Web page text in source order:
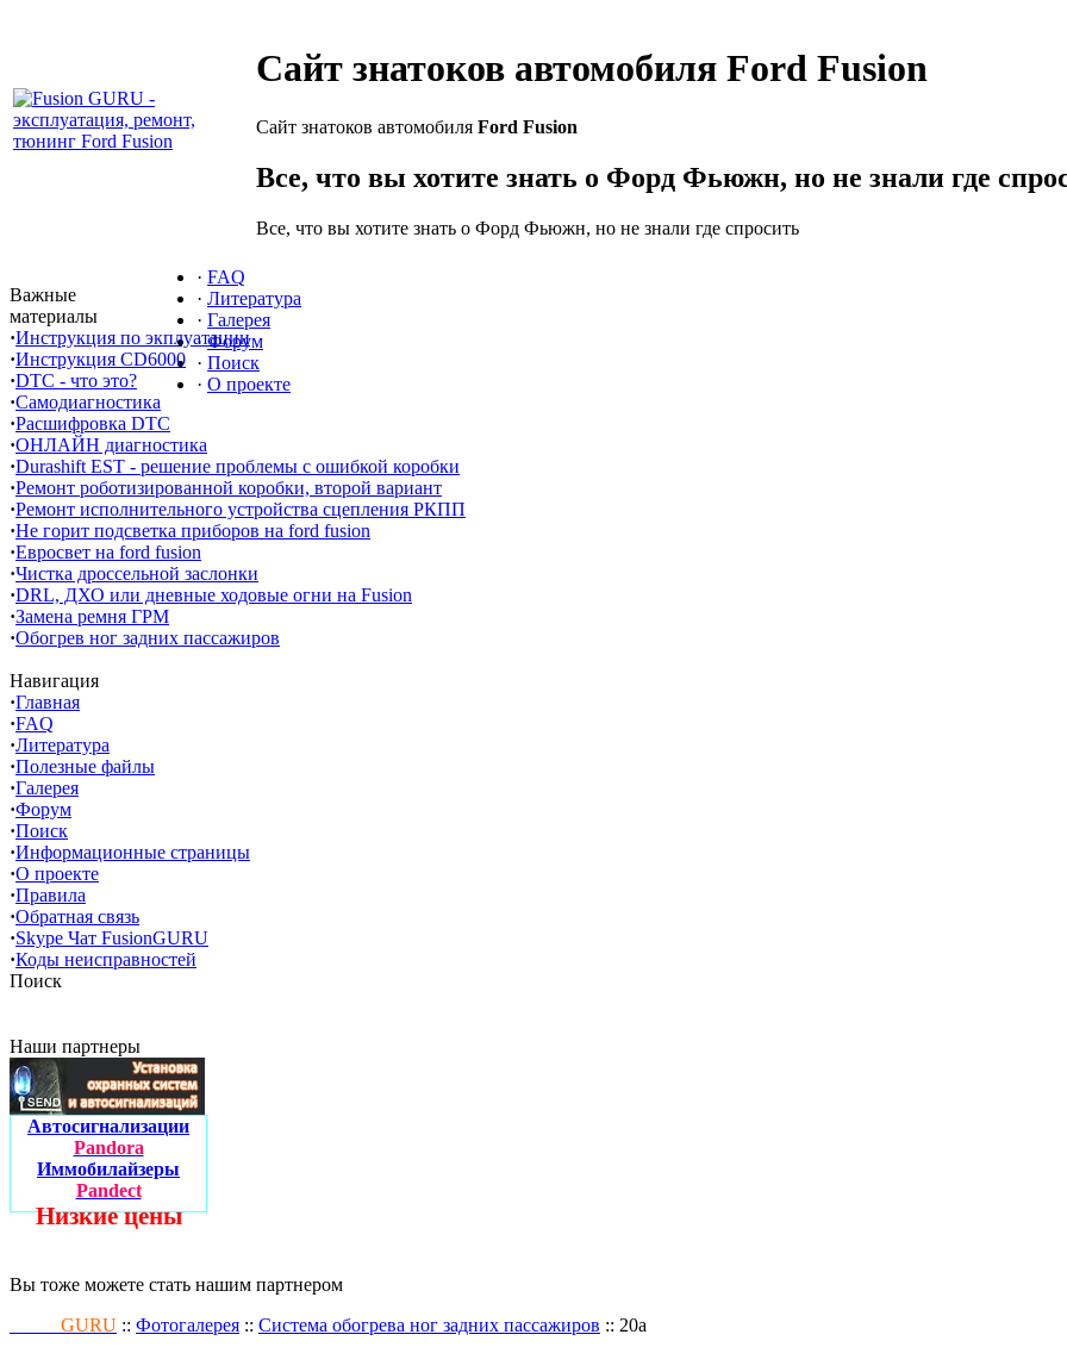
Сайт знатоков автомобиля Ford Fusion
Сайт знатоков автомобиля Ford Fusion
Все, что вы хотите знать о Форд Фьюжн, но не знали где
Все, что вы хотите знать о Форд Фьюжн, но не знали где спросить
· FAQ
· Литература
· Галерея
· Форум
· Поиск
· О проекте
Важные
материалы
·Инструкция по экплуатации
·Инструкция CD6000
·DTC - что это?
·Самодиагностика
·Расшифровка DTC
·ОНЛАЙН диагностика
·Durashift EST - решение проблемы с ошибкой коробки
·Ремонт роботизированной коробки, второй вариант
·Ремонт исполнительного устройства сцепления РКПП
·Не горит подсветка приборов на ford fusion
·Евросвет на ford fusion
·Чистка дроссельной заслонки
·DRL, ДХО или дневные ходовые огни на Fusion
·Замена ремня ГРМ
·Обогрев ног задних пассажиров
Навигация
·Главная
·FAQ
·Литература
·Полезные файлы
·Галерея
·Форум
·Поиск
·Информационные страницы
·О проекте
·Правила
·Обратная связь
·Skype Чат FusionGURU
·Коды неисправностей
Поиск
Наши партнеры
Автосигнализации
Pandora
Иммобилайзеры
Pandect
Низкие цены
Вы тоже можете стать нашим партнером
GURU :: Фотогалерея :: Система обогрева ног задних пассажиров :: 20а